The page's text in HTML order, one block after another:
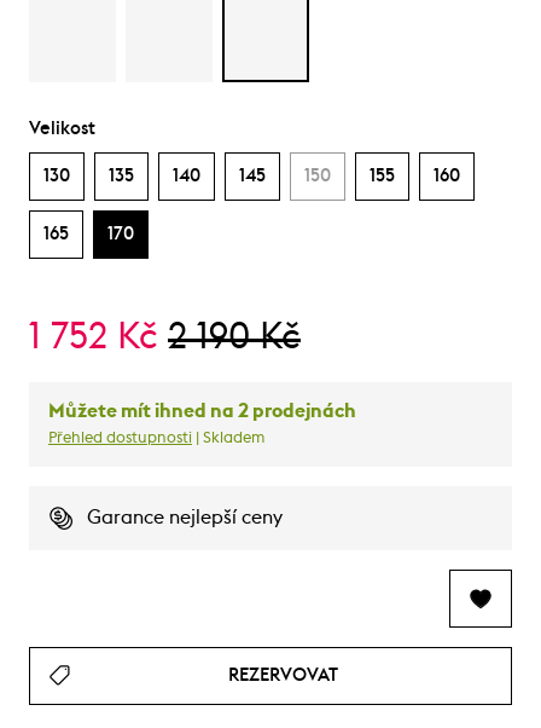
Velikost
130 135 140 145 150 155 160
165 170
1 752 Kč 2 190 Kč
Můžete mít ihned na 2 prodejnách
Přehled dostupnosti | Skladem
Garance nejlepší ceny
REZERVOVAT